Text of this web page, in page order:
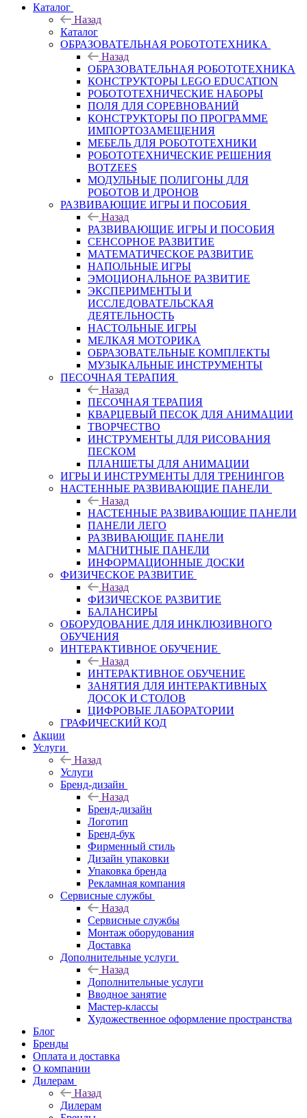
Каталог
Назад
Каталог
ОБРАЗОВАТЕЛЬНАЯ РОБОТОТЕХНИКА
Назад
ОБРАЗОВАТЕЛЬНАЯ РОБОТОТЕХНИКА
КОНСТРУКТОРЫ LEGO EDUCATION
РОБОТОТЕХНИЧЕСКИЕ НАБОРЫ
ПОЛЯ ДЛЯ СОРЕВНОВАНИЙ
КОНСТРУКТОРЫ ПО ПРОГРАММЕ
ИМПОРТОЗАМЕЩЕНИЯ
МЕБЕЛЬ ДЛЯ РОБОТОТЕХНИКИ
РОБОТОТЕХНИЧЕСКИЕ РЕШЕНИЯ
BOTZEES
МОДУЛЬНЫЕ ПОЛИГОНЫ ДЛЯ
РОБОТОВ И ДРОНОВ
РАЗВИВАЮЩИЕ ИГРЫ И ПОСОБИЯ
Назад
РАЗВИВАЮЩИЕ ИГРЫ И ПОСОБИЯ
СЕНСОРНОЕ РАЗВИТИЕ
МАТЕМАТИЧЕСКОЕ РАЗВИТИЕ
НАПОЛЬНЫЕ ИГРЫ
ЭМОЦИОНАЛЬНОЕ РАЗВИТИЕ
ЭКСПЕРИМЕНТЫ И
ИССЛЕДОВАТЕЛЬСКАЯ
ДЕЯТЕЛЬНОСТЬ
НАСТОЛЬНЫЕ ИГРЫ
МЕЛКАЯ МОТОРИКА
ОБРАЗОВАТЕЛЬНЫЕ КОМПЛЕКТЫ
МУЗЫКАЛЬНЫЕ ИНСТРУМЕНТЫ
ПЕСОЧНАЯ ТЕРАПИЯ
Назад
ПЕСОЧНАЯ ТЕРАПИЯ
КВАРЦЕВЫЙ ПЕСОК ДЛЯ АНИМАЦИИ
ТВОРЧЕСТВО
ИНСТРУМЕНТЫ ДЛЯ РИСОВАНИЯ
ПЕСКОМ
ПЛАНШЕТЫ ДЛЯ АНИМАЦИИ
ИГРЫ И ИНСТРУМЕНТЫ ДЛЯ ТРЕНИНГОВ
НАСТЕННЫЕ РАЗВИВАЮЩИЕ ПАНЕЛИ
Назад
НАСТЕННЫЕ РАЗВИВАЮЩИЕ ПАНЕЛИ
ПАНЕЛИ ЛЕГО
РАЗВИВАЮЩИЕ ПАНЕЛИ
МАГНИТНЫЕ ПАНЕЛИ
ИНФОРМАЦИОННЫЕ ДОСКИ
ФИЗИЧЕСКОЕ РАЗВИТИЕ
Назад
ФИЗИЧЕСКОЕ РАЗВИТИЕ
БАЛАНСИРЫ
ОБОРУДОВАНИЕ ДЛЯ ИНКЛЮЗИВНОГО
ОБУЧЕНИЯ
ИНТЕРАКТИВНОЕ ОБУЧЕНИЕ
Назад
ИНТЕРАКТИВНОЕ ОБУЧЕНИЕ
ЗАНЯТИЯ ДЛЯ ИНТЕРАКТИВНЫХ
ДОСОК И СТОЛОВ
ЦИФРОВЫЕ ЛАБОРАТОРИИ
ГРАФИЧЕСКИЙ КОД
Акции
Услуги
Назад
Услуги
Бренд-дизайн
Назад
Бренд-дизайн
Логотип
Бренд-бук
Фирменный стиль
Дизайн упаковки
Упаковка бренда
Рекламная компания
Сервисные службы
Назад
Сервисные службы
Монтаж оборудования
Доставка
Дополнительные услуги
Назад
Дополнительные услуги
Вводное занятие
Мастер-классы
Художественное оформление пространства
Блог
Бренды
Оплата и доставка
О компании
Дилерам
Назад
Дилерам